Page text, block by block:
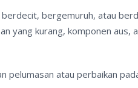
bergemuruh, atau
yang kurang, komponen aus,
pelumasan atau perbaikan